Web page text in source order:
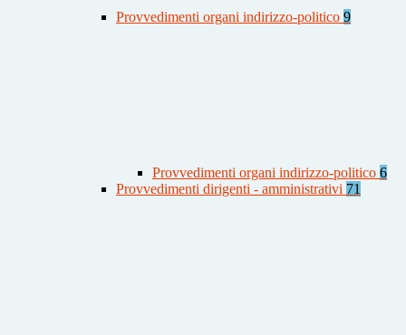
Provvedimenti organi indirizzo-politico 9
Provvedimenti organi indirizzo-politico 6
Provvedimenti dirigenti - amministrativi 71